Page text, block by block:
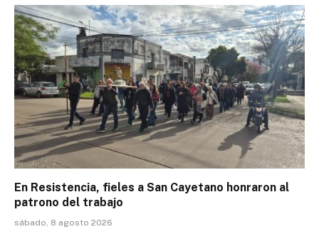
En Resistencia, fieles a San Cayetano honraron al
patrono del trabajo
sábado, 8 agosto 2026